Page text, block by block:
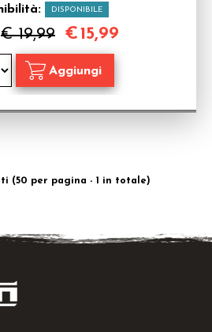
DISPONIBILE
€ 19,99 €15,99
(50 per pagina - 1 in totale)